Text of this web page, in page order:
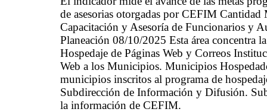
de asesorias otorgadas por CEFIM
Capacitación y Asesoría de Funcionarios y
Planeación 08/10/2025 Esta área
Hospedaje de Páginas Web y Correos
Web a los Municipios. Municipios
municipios inscritos al programa de
Subdirección de Información y Difusión.
la información de CEFIM.